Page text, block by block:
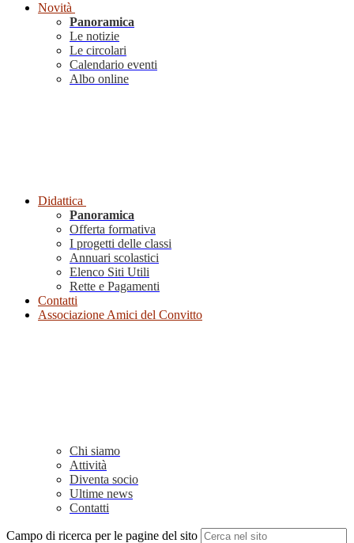
Novità
Panoramica
Le notizie
Le circolari
Calendario eventi
Albo online
Didattica
Panoramica
Offerta formativa
I progetti delle classi
Annuari scolastici
Elenco Siti Utili
Rette e Pagamenti
Contatti
Associazione Amici del Convitto
Chi siamo
Attività
Diventa socio
Ultime news
Contatti
Campo di ricerca per le pagine del sito